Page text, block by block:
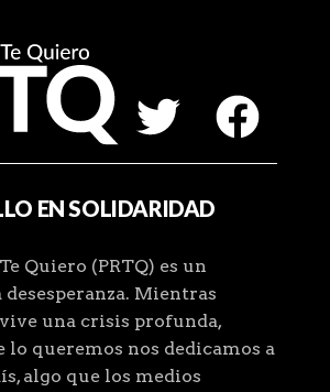
EN SOLIDARIDAD
Quiero (PRTQ) es un
Mientras
una crisis profunda,
lo queremos nos dedicamos a
algo que los medios